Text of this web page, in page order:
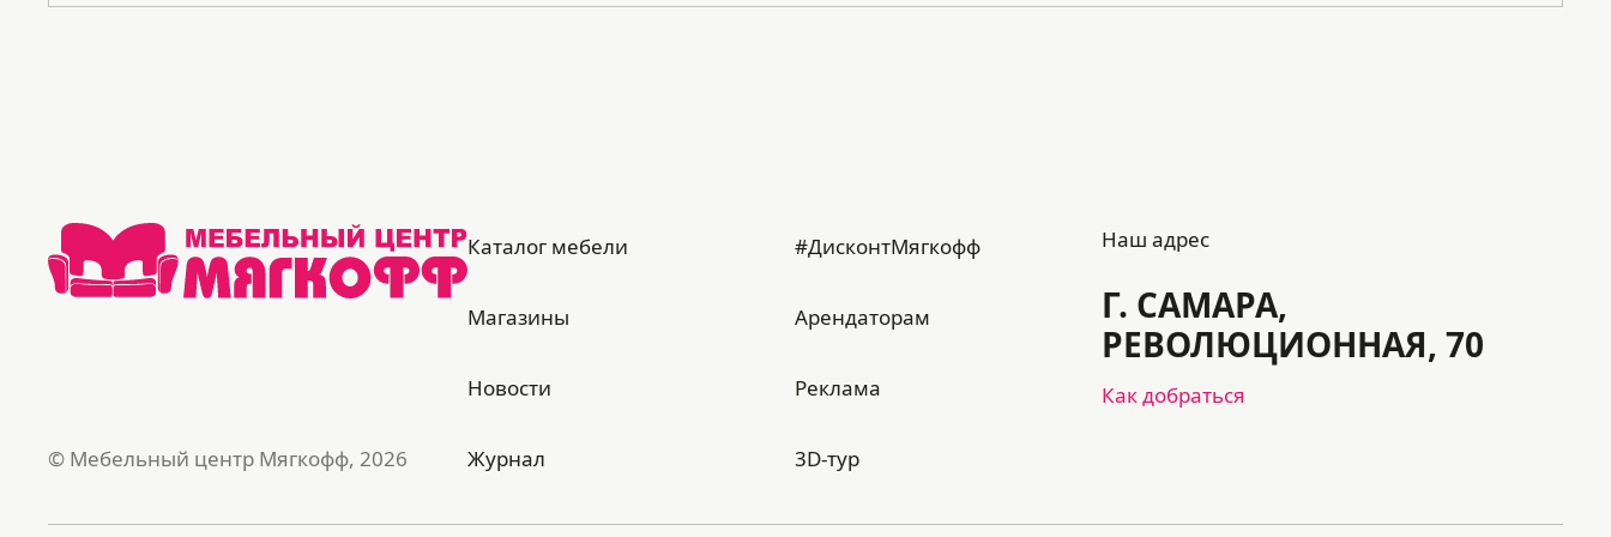
© Мебельный центр Мягкофф, 2026
Каталог мебели
Магазины
Новости
Журнал
#ДисконтМягкофф
Арендаторам
Реклама
3D-тур
Наш адрес
Г. САМАРА,
РЕВОЛЮЦИОННАЯ, 70
Как добраться